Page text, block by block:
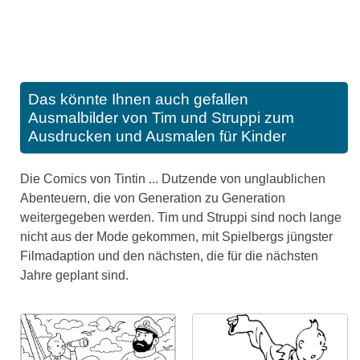
Das könnte Ihnen auch gefallen
Ausmalbilder von Tim und Struppi zum
Ausdrucken und Ausmalen für Kinder
Die Comics von Tintin ... Dutzende von unglaublichen
Abenteuern, die von Generation zu Generation
weitergegeben werden. Tim und Struppi sind noch lange
nicht aus der Mode gekommen, mit Spielbergs jüngster
Filmadaption und den nächsten, die für die nächsten
Jahre geplant sind.